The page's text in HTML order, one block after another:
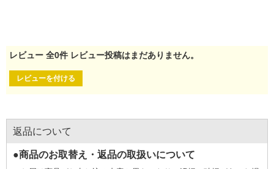
レビュー 全0件 レビュー投稿はまだありません。
レビューを付ける
返品について
●商品のお取替え・返品の取扱いについて